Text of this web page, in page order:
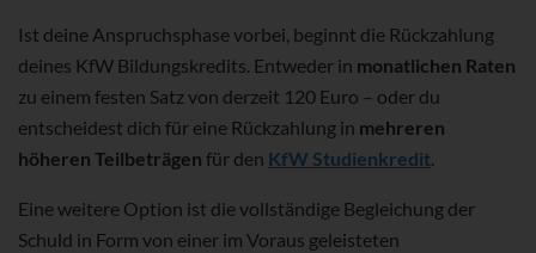
Ist deine Anspruchsphase vorbei, beginnt die Rückzahlung
deines KfW Bildungskredits. Entweder in monatlichen Raten
zu einem festen Satz von derzeit 120 Euro – oder du
entscheidest dich für eine Rückzahlung in mehreren
höheren Teilbeträgen für den KfW Studienkredit
Eine weitere Option ist die vollständige Begleichung der
Schuld in Form von einer im Voraus geleisteten